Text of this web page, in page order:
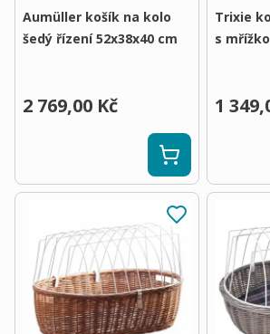
Aumüller košík na kolo
šedý řízení 52x38x40 cm
2 769,00 Kč
Trixie
s
1